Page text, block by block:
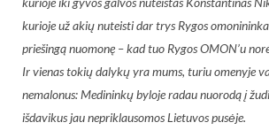
kurioje už akių nuteisti dar trys Rygos
priešingą nuomonę – kad tuo Rygos OMON’u
Ir vienas tokių dalykų yra mums, turiu omenyje
nemalonus: Medininkų byloje radau nuorodą į
išdavikus jau nepriklausomos Lietuvos pusėje.